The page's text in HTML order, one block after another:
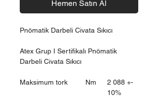
Hemen Satın Al
Pnömatik Darbeli Civata Sıkıcı
Atex Grup I Sertifikalı Pnömatik
Darbeli Civata Sıkıcı
Maksimum tork Nm
2 088 +-
10%